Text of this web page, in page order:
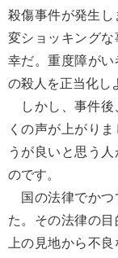
殺傷事件が発生
変ショッキング
幸だ。重度障が
の殺人を正当化し
しかし、事件後
くの声が上がり
うが良いと思う
のです。
国の法律でかつ
た。その法律の
上の見地から不